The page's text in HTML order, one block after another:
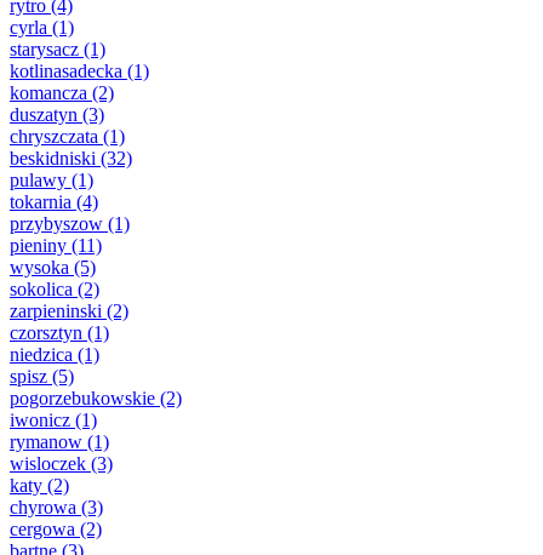
rytro (4)
cyrla (1)
starysacz (1)
kotlinasadecka (1)
komancza (2)
duszatyn (3)
chryszczata (1)
beskidniski (32)
pulawy (1)
tokarnia (4)
przybyszow (1)
pieniny (11)
wysoka (5)
sokolica (2)
zarpieninski (2)
czorsztyn (1)
niedzica (1)
spisz (5)
pogorzebukowskie (2)
iwonicz (1)
rymanow (1)
wisloczek (3)
katy (2)
chyrowa (3)
cergowa (2)
bartne (3)